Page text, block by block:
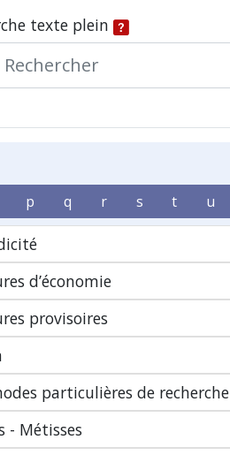
texte plein
p q r s t u
d’économie
provisoires
particulières de recherche
- Métisses